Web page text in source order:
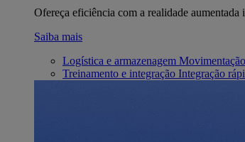
Ofereça eficiência com a realidade aumentada
Saiba mais
Logística e armazenagem
Treinamento e integração Integração